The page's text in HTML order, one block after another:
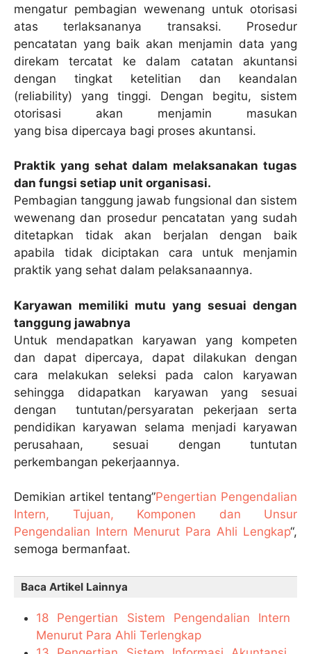
mengatur pembagian wewenang untuk otorisasi
atas terlaksananya transaksi. Prosedur
pencatatan yang baik akan menjamin data yang
direkam tercatat ke dalam catatan akuntansi
dengan tingkat ketelitian dan keandalan
(reliability) yang tinggi. Dengan begitu, sistem
otorisasi akan menjamin masukan
yang bisa dipercaya bagi proses akuntansi.
Praktik yang sehat dalam melaksanakan tugas
dan fungsi setiap unit organisasi.
Pembagian tanggung jawab fungsional dan sistem
wewenang dan prosedur pencatatan yang sudah
ditetapkan tidak akan berjalan dengan baik
apabila tidak diciptakan cara untuk menjamin
praktik yang sehat dalam pelaksanaannya.
Karyawan memiliki mutu yang sesuai dengan
tanggung jawabnya
Untuk mendapatkan karyawan yang kompeten
dan dapat dipercaya, dapat dilakukan dengan
cara melakukan seleksi pada calon karyawan
sehingga didapatkan karyawan yang sesuai
dengan tuntutan/persyaratan pekerjaan serta
pendidikan karyawan selama menjadi karyawan
perusahaan, sesuai dengan tuntutan
perkembangan pekerjaannya.
Demikian artikel tentang”Pengertian Pengendalian
Intern, Tujuan, Komponen dan Unsur
Pengendalian Intern Menurut Para Ahli Lengkap“,
semoga bermanfaat.
Baca Artikel Lainnya
18 Pengertian Sistem Pengendalian Intern
Menurut Para Ahli Terlengkap